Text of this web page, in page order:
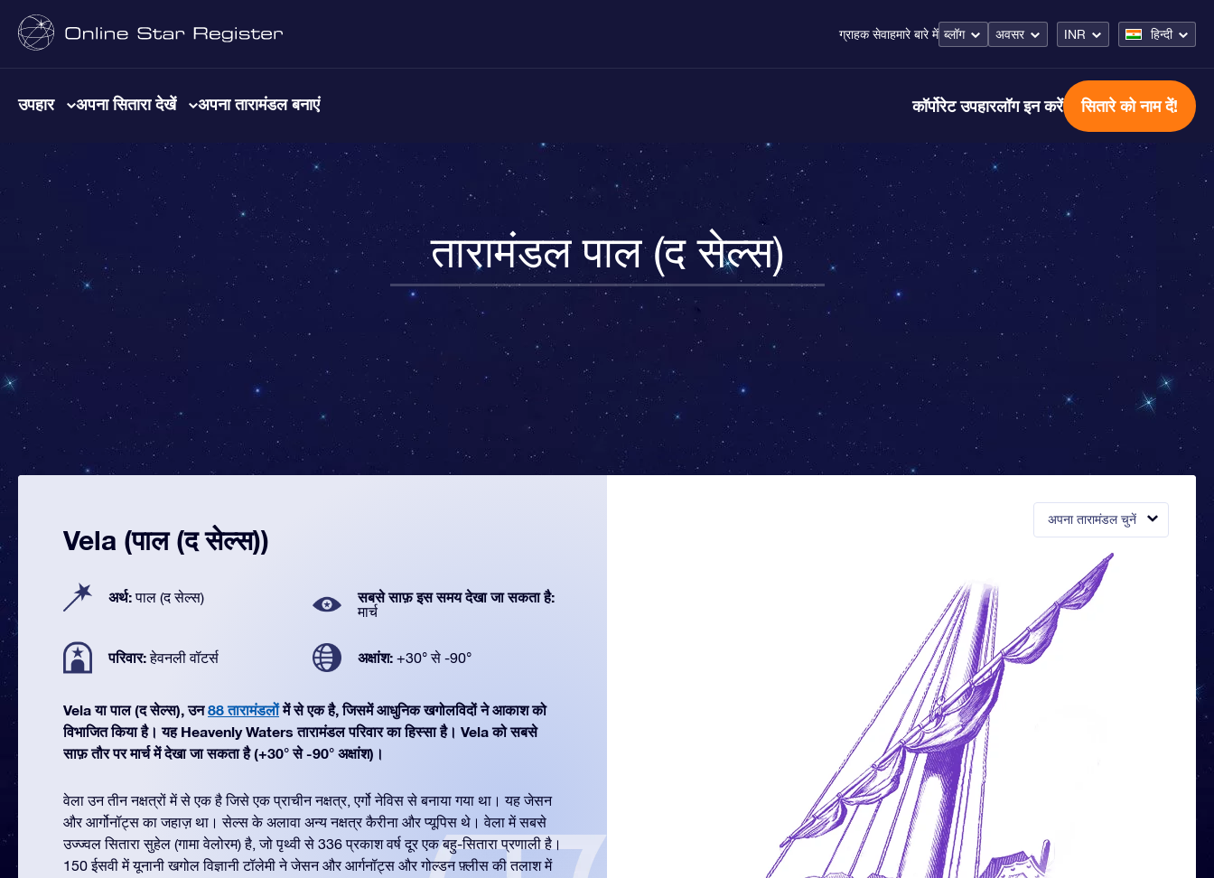
ग्राहक सेवाहमारे बारे में ब्लॉग अवसर INR हिन्दी
उपहार अपना सितारा देखें अपना तारामंडल बनाएं कॉर्पोरेट उपहारलॉग इन करें सितारे को नाम दें!
तारामंडल पाल (द सेल्स)
अपना तारामंडल चुनें
Vela (पाल (द सेल्स))
अर्थ:पाल (द सेल्स) सबसे साफ़ इस समय देखा जा सकता है:
मार्च
परिवार:हेवनली वॉटर्स अक्षांश: +30° से -90°
Vela या पाल (द सेल्स), उन88 तारामंडलोंमें से एक है, जिसमें आधुनिक खगोलविदों ने आकाश को
विभाजित किया है। यह Heavenly Waters तारामंडल परिवार का हिस्सा है। Vela को सबसे
साफ़ तौर पर मार्च में देखा जा सकता है (+30° से -90° अक्षांश)।
वेला उन तीन नक्षत्रों में से एक है जिसे एक प्राचीन नक्षत्र, एर्गो नेविस से बनाया गया था। यह जेसन
और आर्गोनॉट्स का जहाज़ था। सेल्स के अलावा अन्य नक्षत्र कैरीना और प्यूपिस थे। वेला में सबसे
उज्ज्वल सितारा सुहेल (गामा वेलोरम) है, जो पृथ्वी से 336 प्रकाश वर्ष दूर एक बहु-सितारा प्रणाली है।
150 ईसवी में यूनानी खगोल विज्ञानी टॉलेमी ने जेसन और आर्गनॉट्स और गोल्डन फ़्लीस की तलाश में